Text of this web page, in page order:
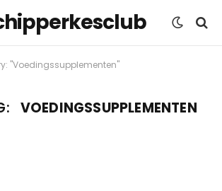
"Voedingssupplementen"
VOEDINGSSUPPLEMENTEN